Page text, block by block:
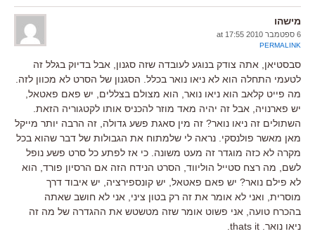
מישהו
6 ספטמבר 2010 at 17:55
PERMALINK
סבסטיאן, אתה צודק בנוגע לעובדה שזה סגנון, אבל בדיוק בגלל זה
לטעמי התחלה הוא לא ניאו נואר בכלל. הסגנון של הסרט לא מכוון לזה.
מה פייט קלאב הוא ניאו נואר, הוא מצולם בצללים, יש פאם פאטאל,
יש פארנויה, אבל זה יהיה מאד מוזר להכניס אותו לקטגוריה הזאת.
השתולים זה ניאו נואר? זה מין סאגת פשע גדולה, זה הרבה יותר מייקל
מאן מאשר פולנסקי. נראה לי שלמתוח את הגבולות של דבר שהוא בכל
מקרה לא כזה מוגדר זה מעט משונה. כי אז לפתע כל סרט פשע נופל
לשם, מה רצח סטייל הוליווד, הסרט הנידח הזה אם הרסיון פורד, הוא
לא פילם נואר? יש פאם פאטאל, יש קונספירציה, יש איבוד דרך
מוסרית, ואני לא אומר את זה רק בטון ציני, אני לא חושב שאתה
בהכרח טועה, אני פשוט אומר שזה מטשטש את ההגדרה של מה זה
ניאו נואר. thats it.